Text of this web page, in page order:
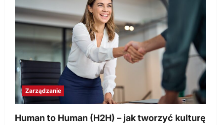
Zarządzanie
Human to Human (H2H) – jak tworzyć kulturę